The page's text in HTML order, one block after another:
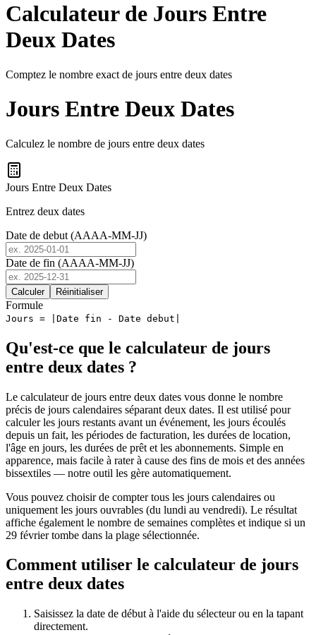
Calculateur de Jours Entre
Deux Dates
Comptez le nombre exact de jours entre deux dates
Jours Entre Deux Dates
Calculez le nombre de jours entre deux dates
Jours Entre Deux Dates
Entrez deux dates
Date de debut (AAAA-MM-JJ)
Date de fin (AAAA-MM-JJ)
Calculer Réinitialiser
Formule
Jours = |Date fin - Date debut|
Qu'est-ce que le calculateur de jours
entre deux dates ?
Le calculateur de jours entre deux dates vous donne le nombre
précis de jours calendaires séparant deux dates. Il est utilisé pour
calculer les jours restants avant un événement, les jours écoulés
depuis un fait, les périodes de facturation, les durées de location,
l'âge en jours, les durées de prêt et les abonnements. Simple en
apparence, mais facile à rater à cause des fins de mois et des années
bissextiles — notre outil les gère automatiquement.
Vous pouvez choisir de compter tous les jours calendaires ou
uniquement les jours ouvrables (du lundi au vendredi). Le résultat
affiche également le nombre de semaines complètes et indique si un
29 février tombe dans la plage sélectionnée.
Comment utiliser le calculateur de jours
entre deux dates
Saisissez la date de début à l'aide du sélecteur ou en la tapant
directement.